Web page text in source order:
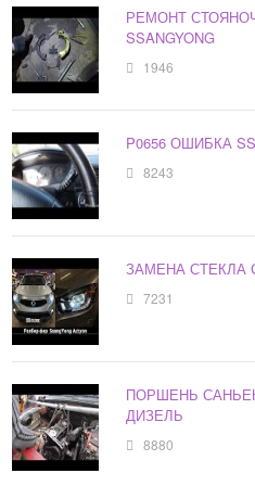
РЕМОНТ
SSANGYONG
1946
P0656 ОШИБКА
8243
ЗАМЕНА СТЕКЛА
7231
ПОРШЕНЬ
ДИЗЕЛЬ
8880